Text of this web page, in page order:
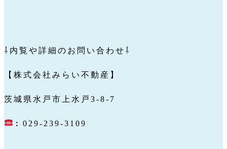
⇩内覧や詳細のお問い合わせ⇩
【株式会社みらい不動産】
茨城県水戸市上水戸3-8-7
︰029-239-3109